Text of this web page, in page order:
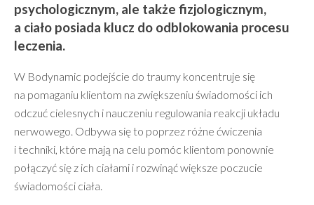
psychologicznym, ale także fizjologicznym,
a ciało posiada klucz do odblokowania procesu
leczenia.
W Bodynamic podejście do traumy koncentruje się
na pomaganiu klientom na zwiększeniu świadomości ich
odczuć cielesnych i nauczeniu regulowania reakcji układu
nerwowego. Odbywa się to poprzez różne ćwiczenia
i techniki, które mają na celu pomóc klientom ponownie
połączyć się z ich ciałami i rozwinąć większe poczucie
świadomości ciała.